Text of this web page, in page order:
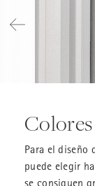
Para el diseño
puede elegir
se consiguen